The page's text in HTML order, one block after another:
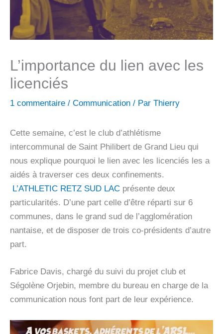
L’importance du lien avec les
licenciés
1 commentaire / Communication / Par Thierry
Cette semaine, c’est le club d’athlétisme
intercommunal de Saint Philibert de Grand Lieu qui
nous explique pourquoi le lien avec les licenciés les a
aidés à traverser ces deux confinements.
L’ATHLETIC RETZ SUD LAC présente deux
particularités. D’une part celle d’être réparti sur 6
communes, dans le grand sud de l’agglomération
nantaise, et de disposer de trois co-présidents d’autre
part.
Fabrice Davis, chargé du suivi du projet club et
Ségolène Orjebin, membre du bureau en charge de la
communication nous font part de leur expérience.